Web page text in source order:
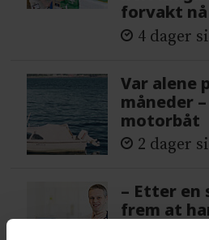
forvakt nå
4 dager
Var alene
måneder
motorbåt
2 dager
– Etter en
frem at
hadde